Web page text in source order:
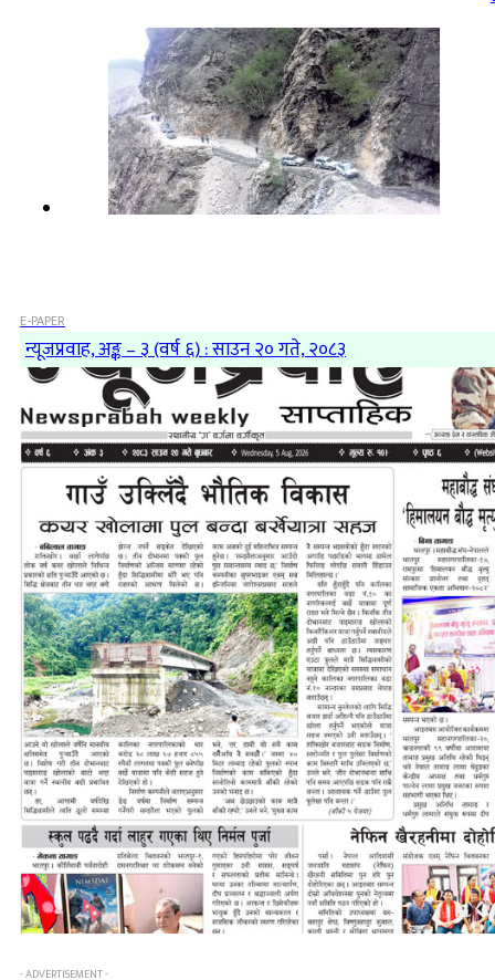
E-PAPER
न्यूजप्रवाह, अङ्क – ३ (वर्ष ६) : साउन २० गते, २०८३
- ADVERTISEMENT -